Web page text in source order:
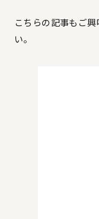
こちらの記事もご
い。